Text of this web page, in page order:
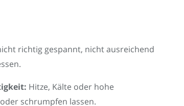
richtig gespannt, nicht ausreichend
Hitze, Kälte oder hohe
schrumpfen lassen.